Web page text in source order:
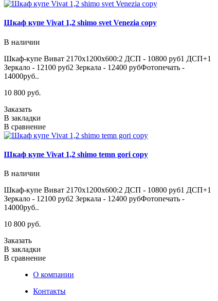
Шкаф купе Vivat 1,2 shimo svet Venezia copy
В наличии
Шкаф-купе Виват 2170х1200х600:2 ДСП - 10800 руб1 ДСП+1
Зеркало - 12100 руб2 Зеркала - 12400 рубФотопечать -
14000руб..
10 800 руб.
Заказать
В закладки
В сравнение
Шкаф купе Vivat 1,2 shimo temn gori copy
В наличии
Шкаф-купе Виват 2170х1200х600:2 ДСП - 10800 руб1 ДСП+1
Зеркало - 12100 руб2 Зеркала - 12400 рубФотопечать -
14000руб..
10 800 руб.
Заказать
В закладки
В сравнение
О компании
Контакты